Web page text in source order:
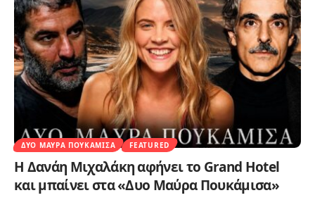
ΔΥΟ ΜΑΎΡΑ ΠΟΥΚΆΜΙΣΑ FEATURED
Η Δανάη Μιχαλάκη αφήνει το Grand Hotel
και μπαίνει στα «Δυο Μαύρα Πουκάμισα»